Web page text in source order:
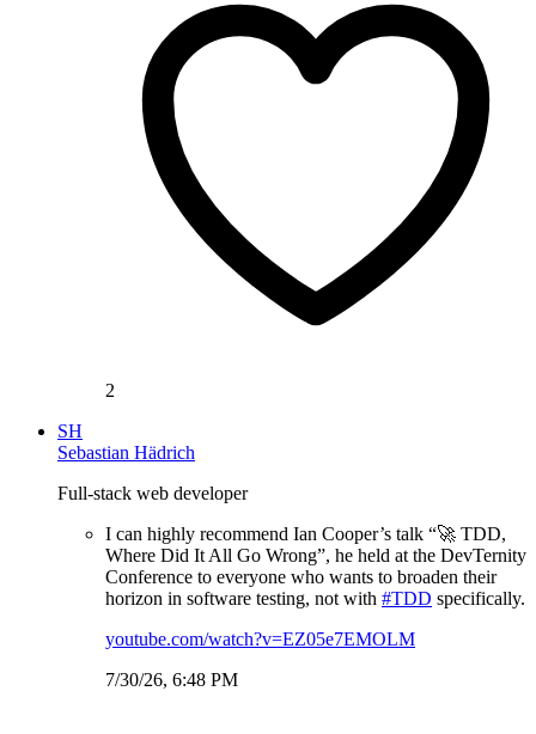
2
SH
Sebastian Hädrich
Full-stack web developer
I can highly recommend Ian Cooper’s talk “🚀 TDD,
Where Did It All Go Wrong”, he held at the DevTernity
Conference to everyone who wants to broaden their
horizon in software testing, not with #TDD specifically.
youtube.com/watch?v=EZ05e7EMOLM
7/30/26, 6:48 PM